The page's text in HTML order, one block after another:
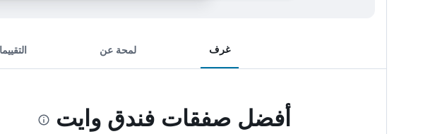
غرف لمحة عن
أفضل صفقات فندق وايت